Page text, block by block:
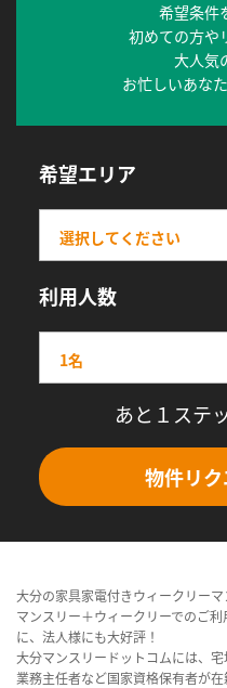
希望条件
初めての方や
大人気
お忙しいあな
希望エリア
利用人数
あと１ステ
物件リ
大分の家具家電付きウィークリー
マンスリー＋ウィークリーでのご
に、法人様にも大好評！
大分マンスリードットコムには、
業務主任者など国家資格保有者が